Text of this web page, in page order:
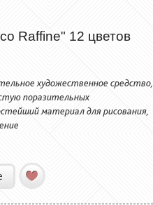
Raffine" 12 цветов
художественное средство,
поразительных
материал для рисования,